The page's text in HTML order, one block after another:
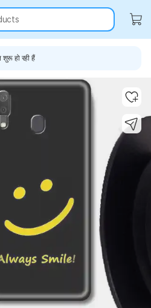
हो रही हैं